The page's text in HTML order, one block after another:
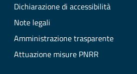
Dichiarazione di accessibilità
Note legali
Amministrazione trasparente
Attuazione misure PNRR